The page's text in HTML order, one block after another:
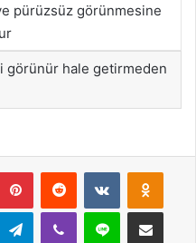
pürüzsüz görünmesine
görünür hale getirmeden
PinterestReddit VKontakte
TelegramViber Line E-Posta ile